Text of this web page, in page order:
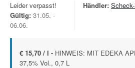
Leider verpasst!
Gültig: 31.05. -
06.06.
Händler:
€ 15,70 / l - HINWEIS: MIT EDEKA
37,5% Vol., 0,7 L